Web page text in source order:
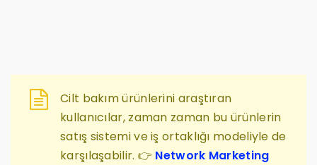
Cilt bakım ürünlerini araştıran
kullanıcılar, zaman zaman bu ürünlerin
satış sistemi ve iş ortaklığı modeliyle de
karşılaşabilir. 👉 Network Marketing